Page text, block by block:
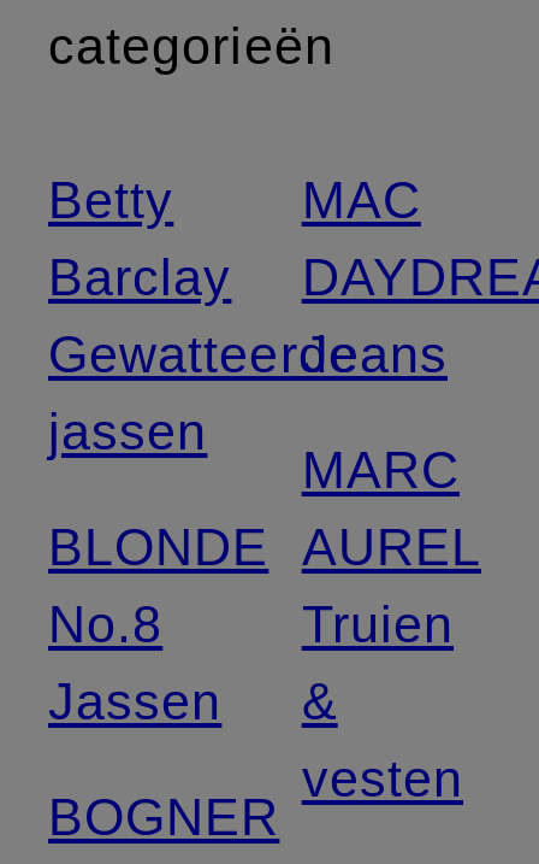
categorieën
Betty
Barclay
Gewatteerde
jassen
BLONDE
No.8
Jassen
BOGNER
MAC
Jeans
MARC
AUREL
Truien
&
vesten